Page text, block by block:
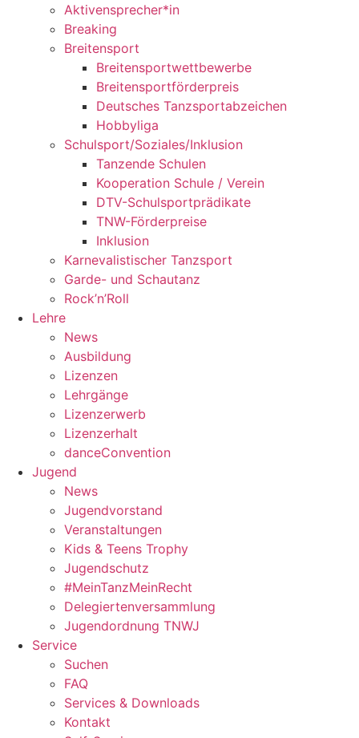
Aktivensprecher*in
Breaking
Breitensport
Breitensportwettbewerbe
Breitensportförderpreis
Deutsches Tanzsportabzeichen
Hobbyliga
Schulsport/Soziales/Inklusion
Tanzende Schulen
Kooperation Schule / Verein
DTV-Schulsportprädikate
TNW-Förderpreise
Inklusion
Karnevalistischer Tanzsport
Garde- und Schautanz
Rock’n’Roll
Lehre
News
Ausbildung
Lizenzen
Lehrgänge
Lizenzerwerb
Lizenzerhalt
danceConvention
Jugend
News
Jugendvorstand
Veranstaltungen
Kids & Teens Trophy
Jugendschutz
#MeinTanzMeinRecht
Delegiertenversammlung
Jugendordnung TNWJ
Service
Suchen
FAQ
Services & Downloads
Kontakt